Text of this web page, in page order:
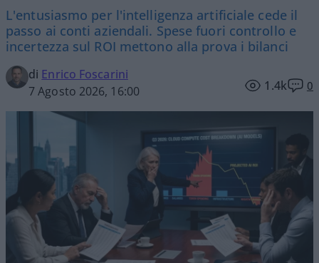
L'entusiasmo per l'intelligenza artificiale cede il
passo ai conti aziendali. Spese fuori controllo e
incertezza sul ROI mettono alla prova i bilanci
di Enrico Foscarini
7 Agosto 2026, 16:00
1.4k 0